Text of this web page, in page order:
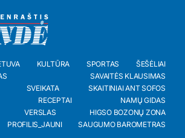
KULTŪRA SPORTAS
ŠEŠĖLIAI
SAVAITĖS KLAUSIMAS
SVEIKATA
SKAITINIAI ANT SOFOS
RECEPTAI
NAMŲ GIDAS
VERSLAS
HIGSO BOZONŲ ZONA
PROFILIS_JAUNI
SAUGUMO BAROMETRAS